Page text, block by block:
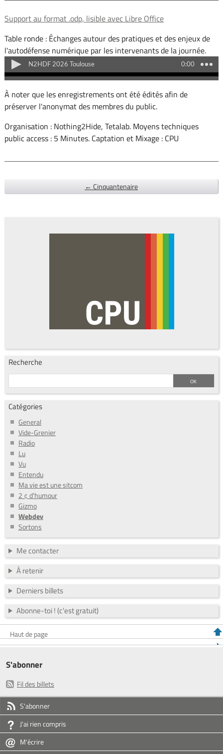
Support au format .odp, lisible avec Libre Office
Table ronde : Échanges autour des pratiques et des enjeux de
l'autodéfense numérique par les intervenants de la journée.
À noter que les enregistrements ont été édités afin de
préserver l'anonymat des membres du public.
Organisation : Nothing2Hide, Tetalab. Moyens techniques
public access : 5 Minutes. Captation et Mixage : CPU
← Cinquantenaire
Recherche
Catégories
General
Vide-Grenier
Radio
Lu
Vu
Entendu
Ma vie est une sitcom
2 ¢ d'humour
Gizmo
Webdev
Sortons
Me contacter
À retenir
Derniers billets
Abonne-toi ! (c'est gratuit)
Haut de page
S'abonner
Fil des billets
S'abonner
J'ai rien compris
M'écrire